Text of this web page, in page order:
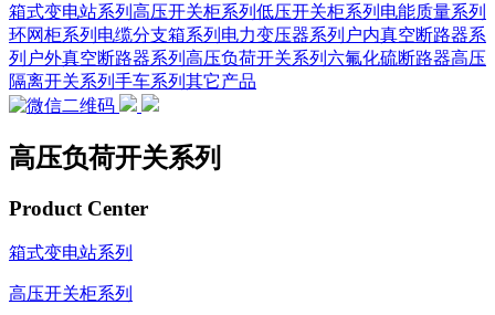
箱式变电站系列 高压开关柜系列 低压开关柜系列 电能质量系列
环网柜系列 电缆分支箱系列 电力变压器系列 户内真空断路器系
列 户外真空断路器系列 高压负荷开关系列 六氟化硫断路器高压
隔离开关系列 手车系列 其它产品
高压负荷开关系列
Product Center
箱式变电站系列
高压开关柜系列